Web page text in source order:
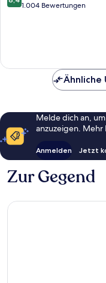
von
von1.004 Bewertungen
Ähnliche
Melde dich an,
anzuzeigen.
Anmelden Jetzt
Zur Gegend